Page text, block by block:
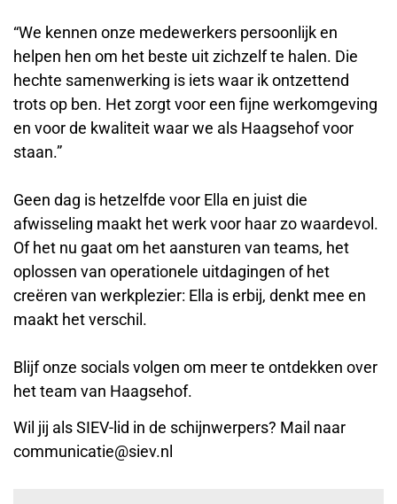
“We kennen onze medewerkers persoonlijk en
helpen hen om het beste uit zichzelf te halen. Die
hechte samenwerking is iets waar ik ontzettend
trots op ben. Het zorgt voor een fijne werkomgeving
en voor de kwaliteit waar we als Haagsehof voor
staan.”
Geen dag is hetzelfde voor Ella en juist die
afwisseling maakt het werk voor haar zo waardevol.
Of het nu gaat om het aansturen van teams, het
oplossen van operationele uitdagingen of het
creëren van werkplezier: Ella is erbij, denkt mee en
maakt het verschil.
Blijf onze socials volgen om meer te ontdekken over
het team van Haagsehof.
Wil jij als SIEV-lid in de schijnwerpers? Mail naar
communicatie@siev.nl